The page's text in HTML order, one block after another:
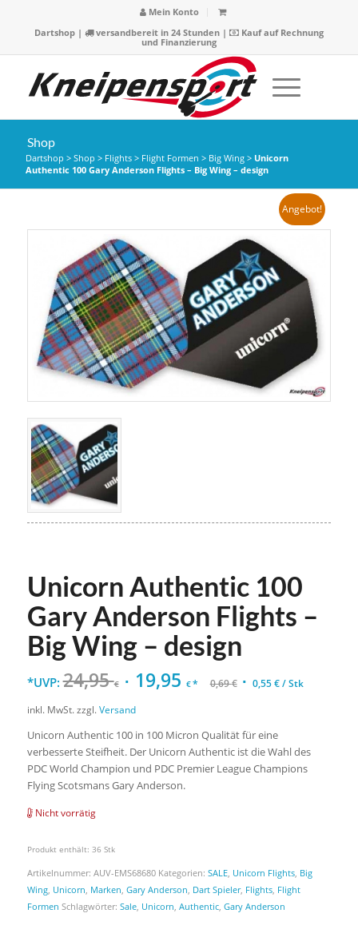
Mein Konto
Dartshop| versandbereit in 24 Stunden |
Kauf auf Rechnung
und Finanzierung
Shop
Dartshop > Shop > Flights> Flight Formen > Big Wing> Unicorn
Authentic 100 Gary Anderson Flights – Big Wing – design
Angebot!
Unicorn Authentic 100
Gary Anderson Flights –
Big Wing – design
*UVP: 24,95€ 19,95 €* 0,69€ 0,55€/Stk
inkl. MwSt. zzgl. Versand
Unicorn Authentic 100 in 100 Micron Qualität für eine
verbesserte Steifheit. Der Unicorn Authentic ist die Wahl des
PDC World Champion und PDC Premier League Champions
Flying Scotsmans Gary Anderson.
Nicht vorrätig
Produkt enthält: 36 Stk
Artikelnummer: AUV-EMS68680 Kategorien: SALE, Unicorn Flights, Big
Wing, Unicorn Marken Gary Anderson Dart Spieler, Flights, Flight
Formen Schlagwörter: Sale, Unicorn Authentic, Gary Anderson